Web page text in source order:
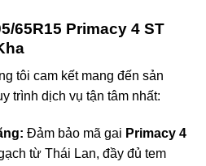
65R15 Primacy 4 ST
tôi cam kết mang đến sản
trình dịch vụ tận tâm nhất:
Đảm bảo mã gai Primacy 4
từ Thái Lan, đầy đủ tem